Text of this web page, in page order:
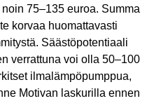
75–135 euroa. Summa
korvaa huomattavasti
Säästöpotentiaali
verrattuna voi olla 50–100
ilmalämpöpumppua,
Motivan laskurilla ennen